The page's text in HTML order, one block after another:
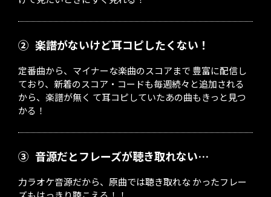
② 楽譜がないけど耳コピしたくない！
定番曲から、マイナーな楽曲のスコアまで 豊富に配信し
ており、新着のスコア・コードも毎週続々と追加される
から、楽譜が無く て耳コピしていたあの曲もきっと見つ
かる！
③ 音源だとフレーズが聴き取れない…
力ラオケ音源だから、原曲では聴き取れな かったフレー